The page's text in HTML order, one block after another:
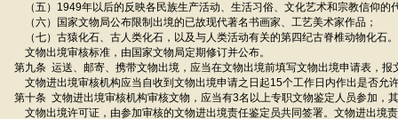
（五）1949年以后的反映各民族生产活动、生活习俗、文化艺术和宗教信仰的
（六）国家文物局公布限制出境的已故现代著名书画家、工艺美术家作品；
（七）古猿化石、古人类化石，以及与人类活动有关的第四纪古脊椎动物化石。
文物出境审核标准，由国家文物局定期修订并公布。
第九条 运送、邮寄、携带文物出境，应当在文物出境前填写文物出境申请表，报
文物进出境审核机构应当自收到文物出境申请之日起15个工作日内作出是否允
第十条 文物进出境审核机构审核文物，应当有3名以上专职文物鉴定人员参加，
文物出境许可证，由参加审核的文物进出境责任鉴定员共同签署。文物进出境